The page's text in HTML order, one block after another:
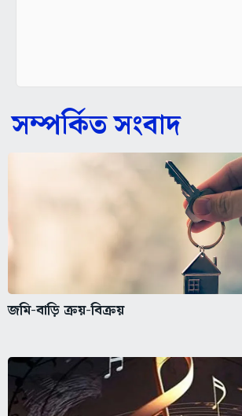
সম্পর্কিত সংবাদ
জমি-বাড়ি ক্রয়-বিক্রয়